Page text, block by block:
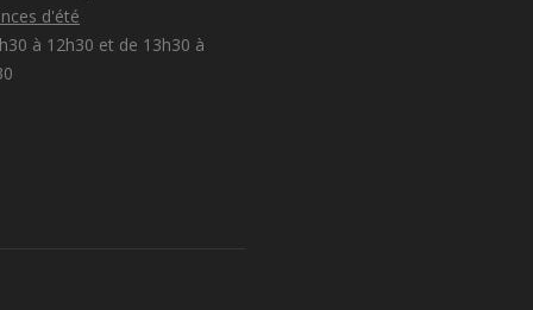
d'été
à 12h30 et de 13h30 à